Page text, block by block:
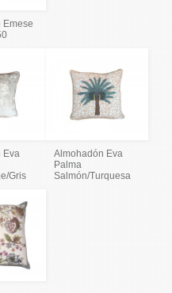
Emese
Eva
Gris
Almohadón Eva
Palma
Salmón/Turquesa